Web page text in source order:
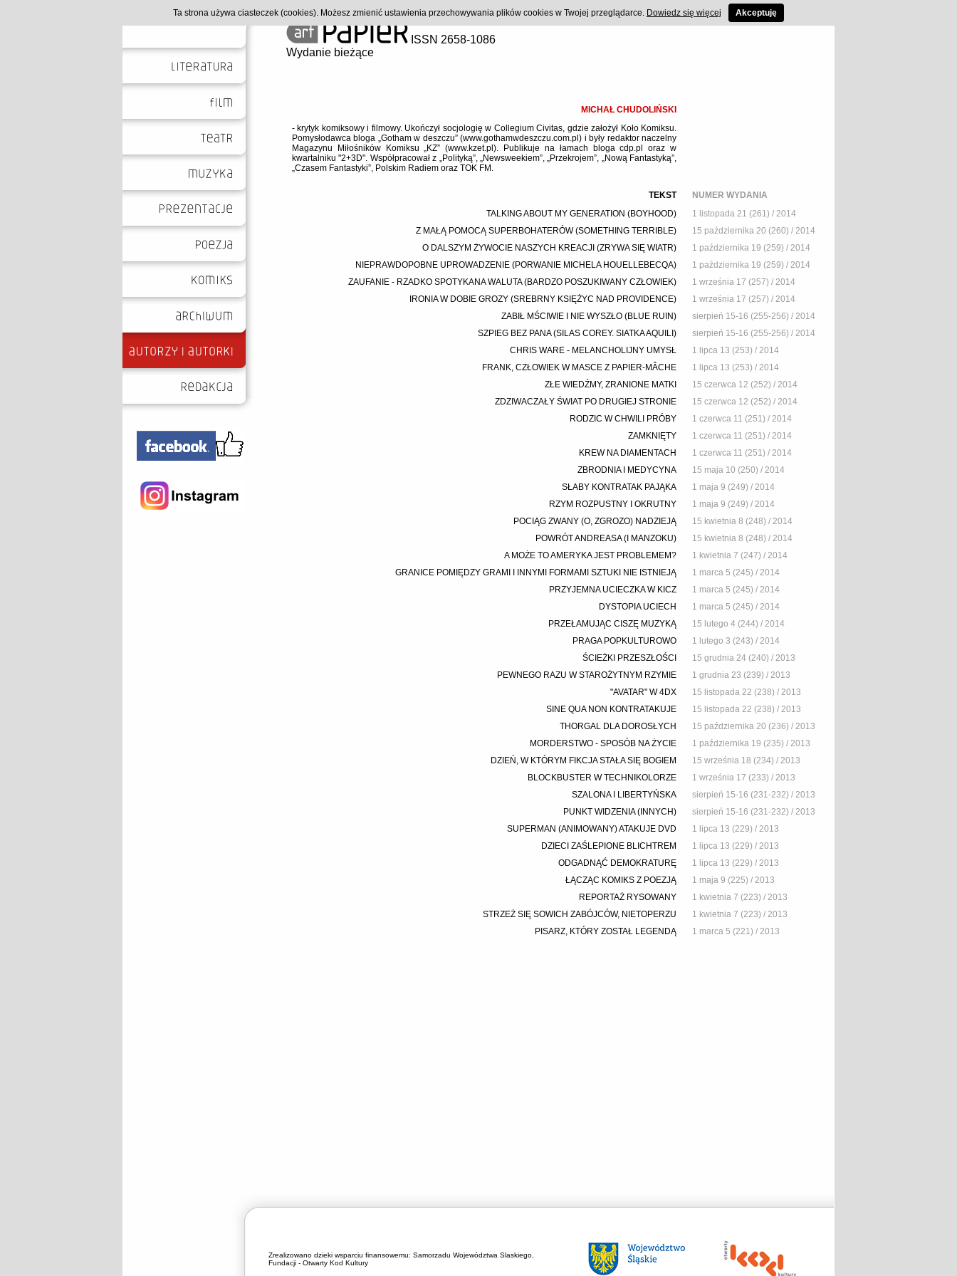
ISSN 2658-1086
Wydanie bieżące
MICHAŁ CHUDOLIŃSKI
- krytyk komiksowy i filmowy. Ukończył socjologię w Collegium Civitas, gdzie założył Koło Komiksu.
Pomysłodawca bloga „Gotham w deszczu” (www.gothamwdeszczu.com.pl) i były redaktor naczelny
Magazynu Miłośników Komiksu „KZ” (www.kzet.pl). Publikuje na łamach blogacdp.pl
oraz w
kwartalniku "2+3D". Współpracował z „Polityką”, „Newsweekiem”, „Przekrojem”, „Nową Fantastyką”,
„Czasem Fantastyki”, Polskim Radiem oraz TOK FM.
TEKST
NUMER WYDANIA
TALKING ABOUT MY GENERATION (BOYHOOD)
1 listopada 21 (261) / 2014
Z MAŁĄ POMOCĄ SUPERBOHATERÓW (SOMETHING TERRIBLE)
15 października 20 (260) / 2014
O DALSZYM ŻYWOCIE NASZYCH KREACJI (ZRYWA SIĘ WIATR)
1 października 19 (259) / 2014
NIEPRAWDOPOBNE UPROWADZENIE (PORWANIE MICHELA HOUELLEBECQA)
1 października 19 (259) / 2014
ZAUFANIE - RZADKO SPOTYKANA WALUTA (BARDZO POSZUKIWANY CZŁOWIEK)
1 września 17 (257) / 2014
IRONIA W DOBIE GROZY (SREBRNY KSIĘŻYC NAD PROVIDENCE)
1 września 17 (257) / 2014
ZABIŁ MŚCIWIE I NIE WYSZŁO (BLUE RUIN)
sierpień 15-16 (255-256) / 2014
SZPIEG BEZ PANA (SILAS COREY. SIATKA AQUILI)
sierpień 15-16 (255-256) / 2014
CHRIS WARE - MELANCHOLIJNY UMYSŁ
1 lipca 13 (253) / 2014
FRANK, CZŁOWIEK W MASCE Z PAPIER-MÂCHE
1 lipca 13 (253) / 2014
ZŁE WIEDŹMY, ZRANIONE MATKI
15 czerwca 12 (252) / 2014
ZDZIWACZAŁY ŚWIAT PO DRUGIEJ STRONIE
15 czerwca 12 (252) / 2014
RODZIC W CHWILI PRÓBY
1 czerwca 11 (251) / 2014
ZAMKNIĘTY
1 czerwca 11 (251) / 2014
KREW NA DIAMENTACH
1 czerwca 11 (251) / 2014
ZBRODNIA I MEDYCYNA
15 maja 10 (250) / 2014
SŁABY KONTRATAK PAJĄKA
1 maja 9 (249) / 2014
RZYM ROZPUSTNY I OKRUTNY
1 maja 9 (249) / 2014
POCIĄG ZWANY (O, ZGROZO) NADZIEJĄ
15 kwietnia 8 (248) / 2014
POWRÓT ANDREASA (I MANZOKU)
15 kwietnia 8 (248) / 2014
A MOŻE TO AMERYKA JEST PROBLEMEM?
1 kwietnia 7 (247) / 2014
GRANICE POMIĘDZY GRAMI I INNYMI FORMAMI SZTUKI NIE ISTNIEJĄ
1 marca 5 (245) / 2014
PRZYJEMNA UCIECZKA W KICZ
1 marca 5 (245) / 2014
DYSTOPIA UCIECH
1 marca 5 (245) / 2014
PRZEŁAMUJĄC CISZĘ MUZYKĄ
15 lutego 4 (244) / 2014
PRAGA POPKULTUROWO
1 lutego 3 (243) / 2014
ŚCIEŻKI PRZESZŁOŚCI
15 grudnia 24 (240) / 2013
PEWNEGO RAZU W STAROŻYTNYM RZYMIE
1 grudnia 23 (239) / 2013
"AVATAR" W 4DX
15 listopada 22 (238) / 2013
SINE QUA NON KONTRATAKUJE
15 listopada 22 (238) / 2013
THORGAL DLA DOROSŁYCH
15 października 20 (236) / 2013
MORDERSTWO - SPOSÓB NA ŻYCIE
1 października 19 (235) / 2013
DZIEŃ, W KTÓRYM FIKCJA STAŁA SIĘ BOGIEM
15 września 18 (234) / 2013
BLOCKBUSTER W TECHNIKOLORZE
1 września 17 (233) / 2013
SZALONA I LIBERTYŃSKA
sierpień 15-16 (231-232) / 2013
PUNKT WIDZENIA (INNYCH)
sierpień 15-16 (231-232) / 2013
SUPERMAN (ANIMOWANY) ATAKUJE DVD
1 lipca 13 (229) / 2013
DZIECI ZAŚLEPIONE BLICHTREM
1 lipca 13 (229) / 2013
ODGADNĄĆ DEMOKRATURĘ
1 lipca 13 (229) / 2013
ŁĄCZĄC KOMIKS Z POEZJĄ
1 maja 9 (225) / 2013
REPORTAŻ RYSOWANY
1 kwietnia 7 (223) / 2013
STRZEŻ SIĘ SOWICH ZABÓJCÓW, NIETOPERZU
1 kwietnia 7 (223) / 2013
PISARZ, KTÓRY ZOSTAŁ LEGENDĄ
1 marca 5 (221) / 2013
Zrealizowano dzieki wsparciu finansowemu: Samorzadu Województwa Slaskiego,
Fundacji - Otwarty Kod Kultury
Ta strona używa ciasteczek (cookies). Możesz zmienić ustawienia przechowywania plików cookies w Twojej przeglądarce. Dowiedz się więcej Akceptuję